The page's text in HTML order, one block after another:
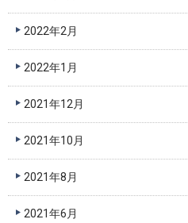
2022年2月
2022年1月
2021年12月
2021年10月
2021年8月
2021年6月